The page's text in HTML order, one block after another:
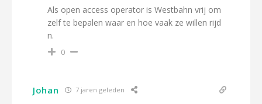
Als open access operator is Westbahn vrij om
zelf te bepalen waar en hoe vaak ze willen rijd
n.
0
Johan 7 jaren geleden